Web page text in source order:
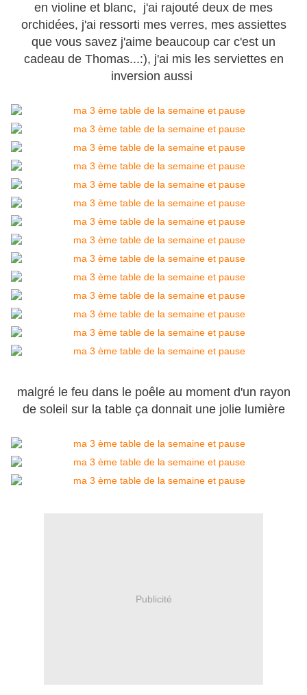
en violine et blanc, j'ai rajouté deux de mes
orchidées, j'ai ressorti mes verres, mes assiettes
que vous savez j'aime beaucoup car c'est un
cadeau de Thomas...:), j'ai mis les serviettes en
inversion aussi
malgré le feu dans le poêle au moment d'un rayon
de soleil sur la table ça donnait une jolie lumière
Publicité